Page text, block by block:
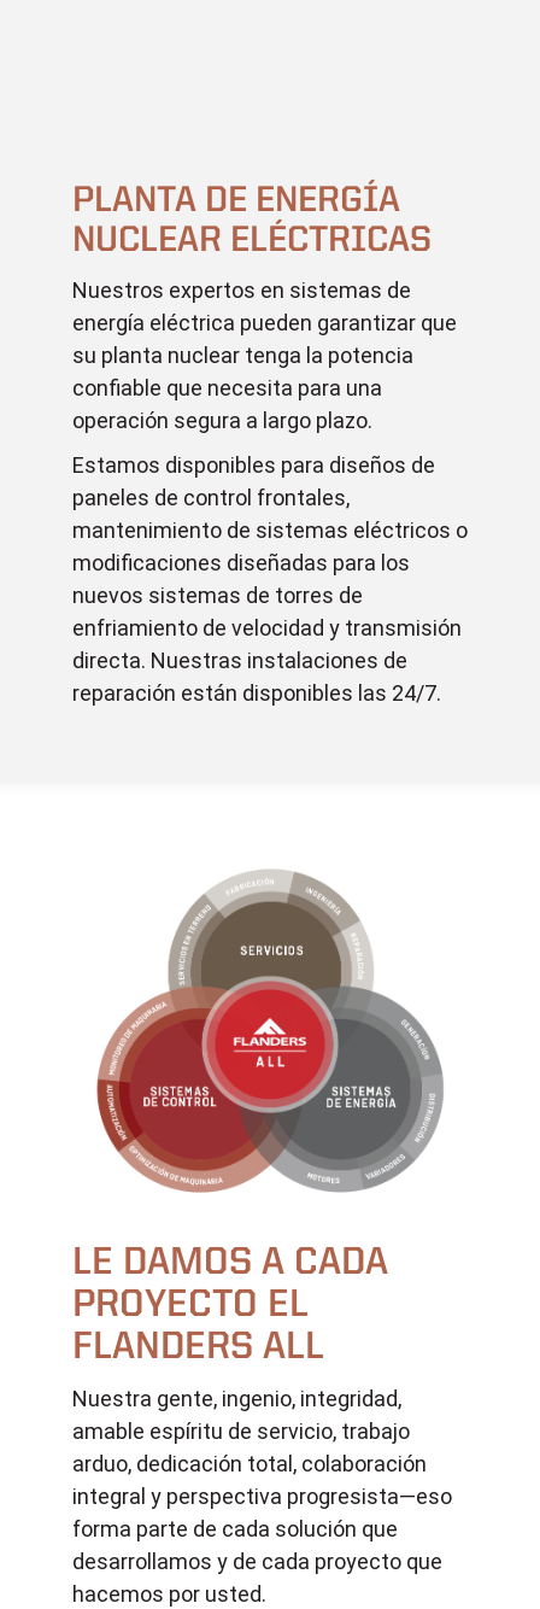
PLANTA DE ENERGÍA
NUCLEAR ELÉCTRICAS
Nuestros expertos en sistemas de
energía eléctrica pueden garantizar que
su planta nuclear tenga la potencia
confiable que necesita para una
operación segura a largo plazo.
Estamos disponibles para diseños de
paneles de control frontales,
mantenimiento de sistemas eléctricos o
modificaciones diseñadas para los
nuevos sistemas de torres de
enfriamiento de velocidad y transmisión
directa. Nuestras instalaciones de
reparación están disponibles las 24/7.
LE DAMOS A CADA
PROYECTO EL
FLANDERS ALL
Nuestra gente, ingenio, integridad,
amable espíritu de servicio, trabajo
arduo, dedicación total, colaboración
integral y perspectiva progresista—eso
forma parte de cada solución que
desarrollamos y de cada proyecto que
hacemos por usted.